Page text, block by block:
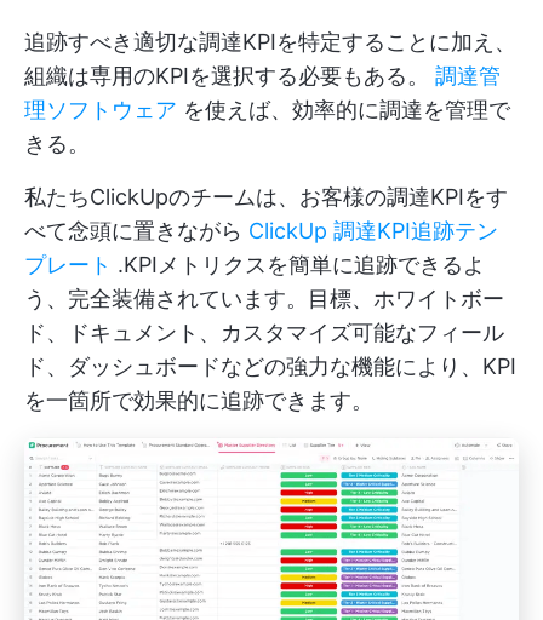
追跡すべき適切な調達KPIを特定することに加え、
組織は専用のKPIを選択する必要もある。 調達管
理ソフトウェア を使えば、効率的に調達を管理で
きる。
私たちClickUpのチームは、お客様の調達KPIをす
べて念頭に置きながら ClickUp 調達KPI追跡テン
プレート .KPIメトリクスを簡単に追跡できるよ
う、完全装備されています。目標、ホワイトボー
ド、ドキュメント、カスタマイズ可能なフィール
ド、ダッシュボードなどの強力な機能により、KPI
を一箇所で効果的に追跡できます。